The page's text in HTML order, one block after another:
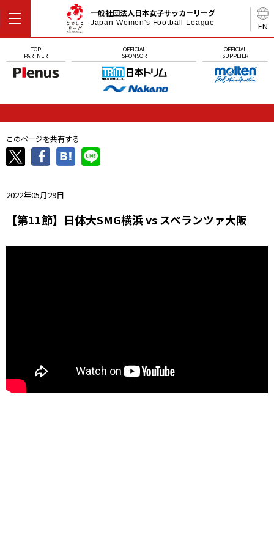
EN
一般社団法人日本女子サッカーリーグ
Japan Women's Football League
TOP
PARTNER
OFFICIAL
SPONSOR
OFFICIAL
SUPPLIER
このページを共有する
2022年05月29日
【第11節】日体大SMG横浜 vs スペランツァ大阪